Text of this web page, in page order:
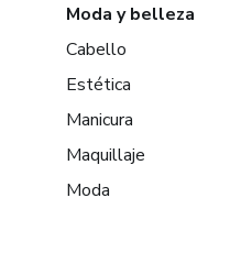
Moda y belleza
Cabello
Estética
Manicura
Maquillaje
Moda